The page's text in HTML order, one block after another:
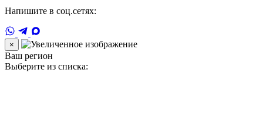
Напишите в соц.сетях:
×
Ваш регион
Выберите из списка: